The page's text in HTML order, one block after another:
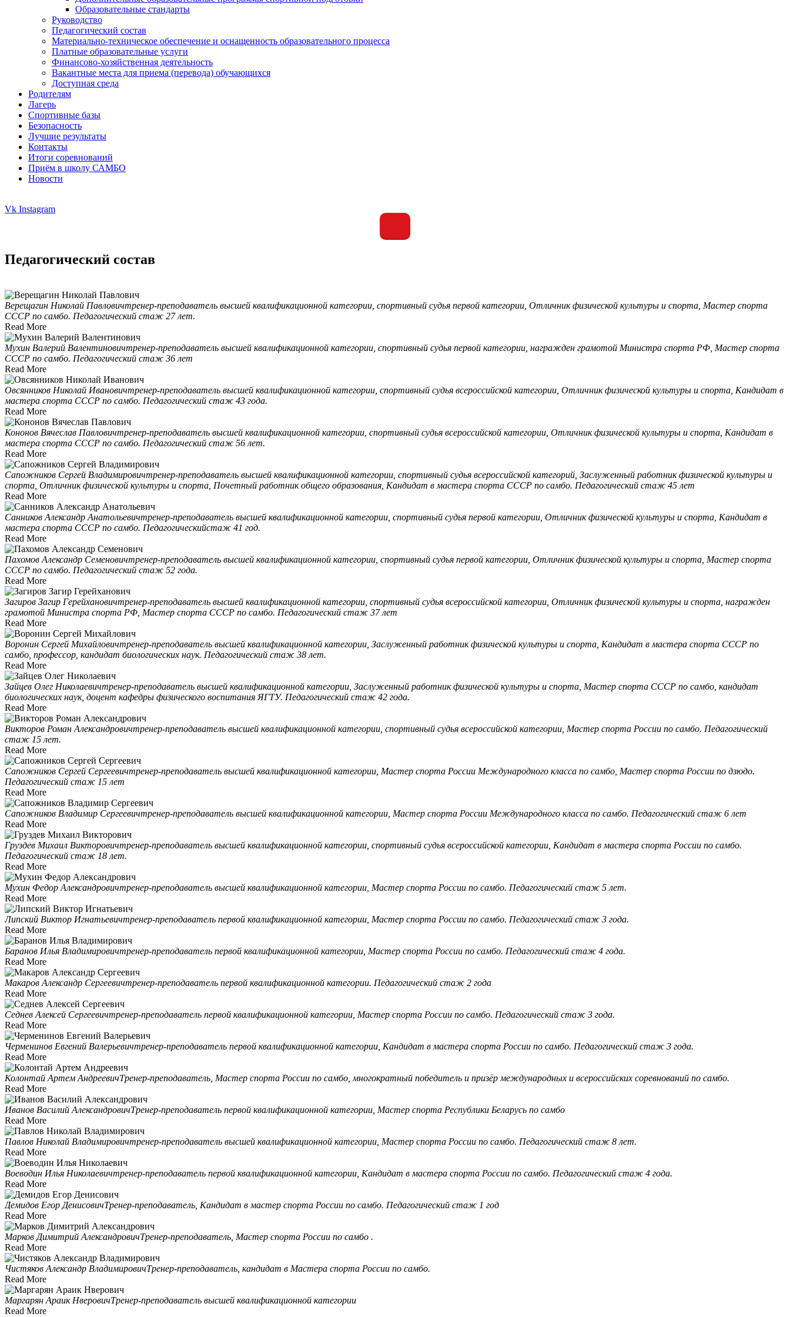
Образовательные стандарты
Руководство
Педагогический состав
Материально-техническое обеспечение и оснащенность образовательного процесса
Платные образовательные услуги
Финансово-хозяйственная деятельность
Вакантные места для приема (перевода) обучающихся
Доступная среда
Родителям
Лагерь
Спортивные базы
Безопасность
Лучшие результаты
Контакты
Итоги соревнований
Приём в школу САМБО
Новости
Vk Instagram
Педагогический состав
Верещагин Николай Павловичтренер-преподаватель высшей квалификационной категории, спортивный судья первой категории, Отличник физической культуры и спорта, Мастер спорта
СССР по самбо. Педагогический стаж 27 лет.
Read More
Мухин Валерий Валентиновичтренер-преподаватель высшей квалификационной категории, спортивный судья первой категории, награжден грамотой Министра спорта РФ, Мастер спорта
СССР по самбо. Педагогический стаж 36 лет
Read More
Овсянников Николай Ивановичтренер-преподаватель высшей квалификационной категории, спортивный судья всероссийской категории, Отличник физической культуры и спорта, Кандидат в
мастера спорта СССР по самбо. Педагогический стаж 43 года.
Read More
Кононов Вячеслав Павловичтренер-преподаватель высшей квалификационной категории, спортивный судья всероссийской категории, Отличник физической культуры и спорта, Кандидат в
мастера спорта СССР по самбо. Педагогический стаж 56 лет.
Read More
Сапожников Сергей Владимировичтренер-преподаватель высшей квалификационной категории, спортивный судья всероссийской категорий, Заслуженный работник физической культуры и
спорта, Отличник физической культуры и спорта, Почетный работник общего образования, Кандидат в мастера спорта СССР по самбо. Педагогический стаж 45 лет
Read More
Санников Александр Анатольевичтренер-преподаватель высшей квалификационной категории, спортивный судья первой категории, Отличник физической культуры и спорта, Кандидат в
мастера спорта СССР по самбо. Педагогическийстаж 41 год.
Read More
Пахомов Александр Семеновичтренер-преподаватель высшей квалификационной категории, спортивный судья первой категории, Отличник физической культуры и спорта, Мастер спорта
СССР по самбо. Педагогический стаж 52 года.
Read More
Загиров Загир Герейхановичтренер-преподаватель высшей квалификационной категории, спортивный судья всероссийской категории, Отличник физической культуры и спорта, награжден
грамотой Министра спорта РФ, Мастер спорта СССР по самбо. Педагогический стаж 37 лет
Read More
Воронин Сергей Михайловичтренер-преподаватель высшей квалификационной категории, Заслуженный работник физической культуры и спорта, Кандидат в мастера спорта СССР по
самбо, профессор, кандидат биологических наук. Педагогический стаж 38 лет.
Read More
Зайцев Олег Николаевичтренер-преподаватель высшей квалификационной категории, Заслуженный работник физической культуры и спорта, Мастер спорта СССР по самбо, кандидат
биологических наук, доцент кафедры физического воспитания ЯГТУ. Педагогический стаж 42 года.
Read More
Викторов Роман Александровичтренер-преподаватель высшей квалификационной категории, спортивный судья всероссийской категории, Мастер спорта России по самбо. Педагогический
стаж 15 лет.
Read More
Сапожников Сергей Сергеевичтренер-преподаватель высшей квалификационной категории, Мастер спорта России Международного класса по самбо, Мастер спорта России по дзюдо.
Педагогический стаж 15 лет
Read More
Сапожников Владимир Сергеевичтренер-преподаватель высшей квалификационной категории, Мастер спорта России Международного класса по самбо. Педагогический стаж 6 лет
Read More
Груздев Михаил Викторовичтренер-преподаватель высшей квалификационной категории, спортивный судья всероссийской категории, Кандидат в мастера спорта России по самбо.
Педагогический стаж 18 лет.
Read More
Мухин Федор Александровичтренер-преподаватель высшей квалификационной категории, Мастер спорта России по самбо. Педагогический стаж 5 лет.
Read More
Липский Виктор Игнатьевичтренер-преподаватель первой квалификационной категории, Мастер спорта России по самбо. Педагогический стаж 3 года.
Read More
Баранов Илья Владимировичтренер-преподаватель первой квалификационной категории, Мастер спорта России по самбо. Педагогический стаж 4 года.
Read More
Макаров Александр Сергеевичтренер-преподаватель первой квалификационной категории. Педагогический стаж 2 года
Read More
Седнев Алексей Сергеевичтренер-преподаватель первой квалификационной категории, Мастер спорта России по самбо. Педагогический стаж 3 года.
Read More
Черменинов Евгений Валерьевичтренер-преподаватель первой квалификационной категории, Кандидат в мастера спорта России по самбо. Педагогический стаж 3 года.
Read More
Колонтай Артем АндреевичТренер-преподаватель, Мастер спорта России по самбо, многократный победитель и призёр международных и всероссийских соревнований по самбо.
Read More
Иванов Василий АлександровичТренер-преподаватель первой квалификационной категории, Мастер спорта Республики Беларусь по самбо
Read More
Павлов Николай Владимировичтренер-преподаватель высшей квалификационной категории, Мастер спорта России по самбо. Педагогический стаж 8 лет.
Read More
Воеводин Илья Николаевичтренер-преподаватель первой квалификационной категории, Кандидат в мастера спорта России по самбо. Педагогический стаж 4 года.
Read More
Демидов Егор ДенисовичТренер-преподаватель, Кандидат в мастер спорта России по самбо. Педагогический стаж 1 год
Read More
Марков Димитрий АлександровичТренер-преподаватель, Мастер спорта России по самбо .
Read More
Чистяков Александр ВладимировичТренер-преподаватель, кандидат в Мастера спорта России по самбо.
Read More
Маргарян Араик НверовичТренер-преподаватель высшей квалификационной категории
Read More